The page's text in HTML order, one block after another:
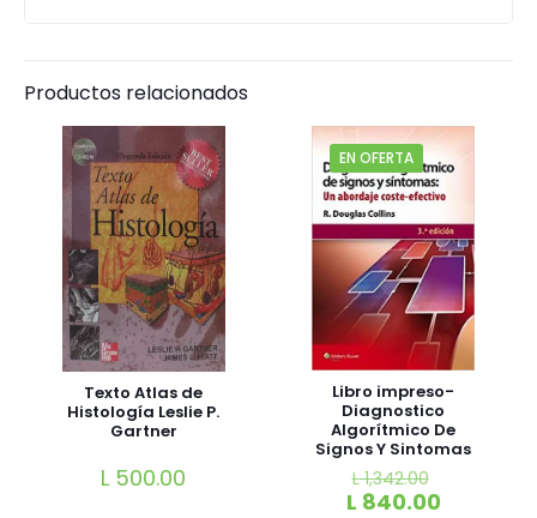
Productos relacionados
Texto Atlas de
Histología Leslie P.
Gartner
L 500.00
EN OFERTA
Libro impreso-
Diagnostico
Algorítmico De
Signos Y Sintomas
un abordaje
costo-efectivo
L1,342.00
L 840.00